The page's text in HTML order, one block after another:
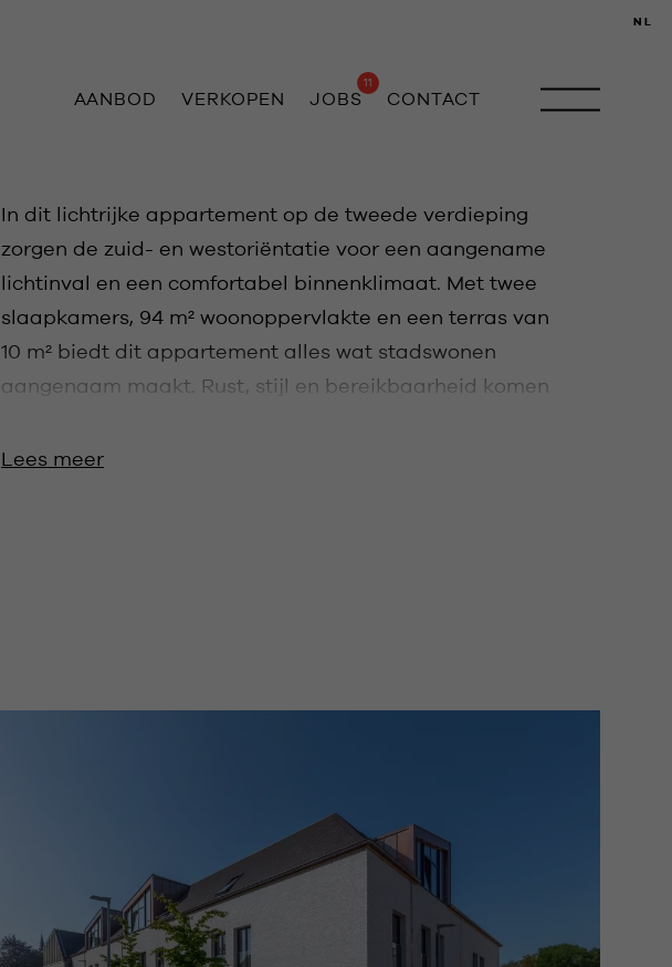
AANBOD VERKOPEN JOBS
11
CONTACT
NL
In dit lichtrijke appartement op de tweede verdieping
zorgen de zuid- en westoriëntatie voor een aangename
lichtinval en een comfortabel binnenklimaat. Met twee
slaapkamers, 94 m² woonoppervlakte en een terras van
10 m² biedt dit appartement alles wat stadswonen
aangenaam maakt. Rust, stijl en bereikbaarheid komen
die stedelijk wonen combineert met sereniteit.
Investeringsopportuniteit
Dit appartement biedt een sterke verhuurpotentie en
Lees meer